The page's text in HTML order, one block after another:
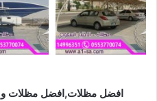
افضل مظلات,افضل مظلات